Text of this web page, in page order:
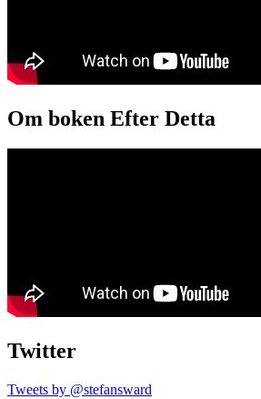
Om boken Efter Detta
Twitter
Tweets by @stefansward